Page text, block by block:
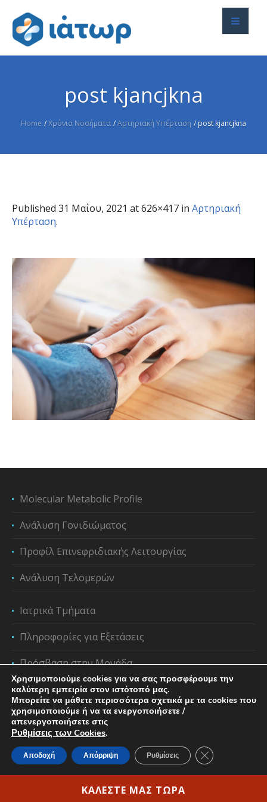
post kjancjkna
Home /Χρόνια Νοσήματα /Αρτηριακή Υπέρταση / post kjancjkna
Published 31 Μαΐου, 2021 at 626×417 in Αρτηριακή
Υπέρταση.
Molecular Metabolic Profile
Ανάλυση Γονιδιώματος
Προφίλ Επινεφριδιακής Λειτουργίας
Ανάλυση Τελομερών
Ιατρικά Τμήματα
Πληροφορίες για Εξετάσεις
Πρόσβαση στην Μονάδα
Privacy Policy & Cookie Regulation/ Copyright ©2023
Ιάτωρ | All rights reserved|
ΚΑΛΕΣΤΕ ΜΑΣ ΤΩΡΑ
Χρησιμοποιούμε cookies για να σας προσφέρουμε την
καλύτερη εμπειρία στον ιστότοπό μας.
Μπορείτε να μάθετε περισσότερα σχετικά με τα cookies που
χρησιμοποιούμε ή να τα ενεργοποιήσετε /
απενεργοποιήσετε στις
Ρυθμίσεις των Cookies.
Αποδοχή Απόρριψη Ρυθμίσεις Κλείσιμο του